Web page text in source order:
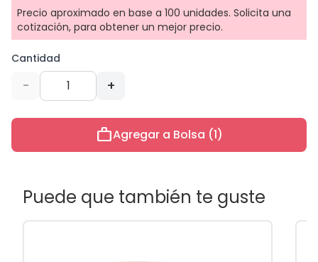
Precio aproximado en base a 100 unidades. Solicita una
cotización, para obtener un mejor precio.
Cantidad
- +
workAgregar a Bolsa (1)
Puede que también te guste